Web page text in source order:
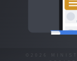
©2026